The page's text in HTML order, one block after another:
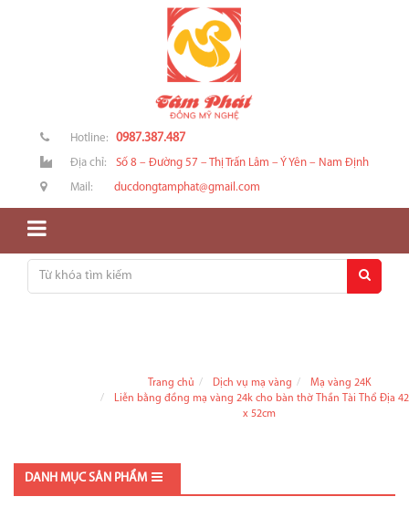
Hotline: 0987.387.487
Địa chỉ: Số 8 – Đường 57 – Thị Trấn Lâm – Ý Yên – Nam Định
Mail: ducdongtamphat@gmail.com
Trang chủ Dịch vụ mạ vàng
Mạ vàng 24K
Liễn bằng đồng mạ vàng 24k cho bàn thờ Thần Tài Thổ Địa
x 52cm
DANH MỤC SẢN PHẨM